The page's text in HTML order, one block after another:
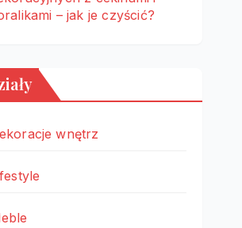
– jak je czyścić?
wnętrz